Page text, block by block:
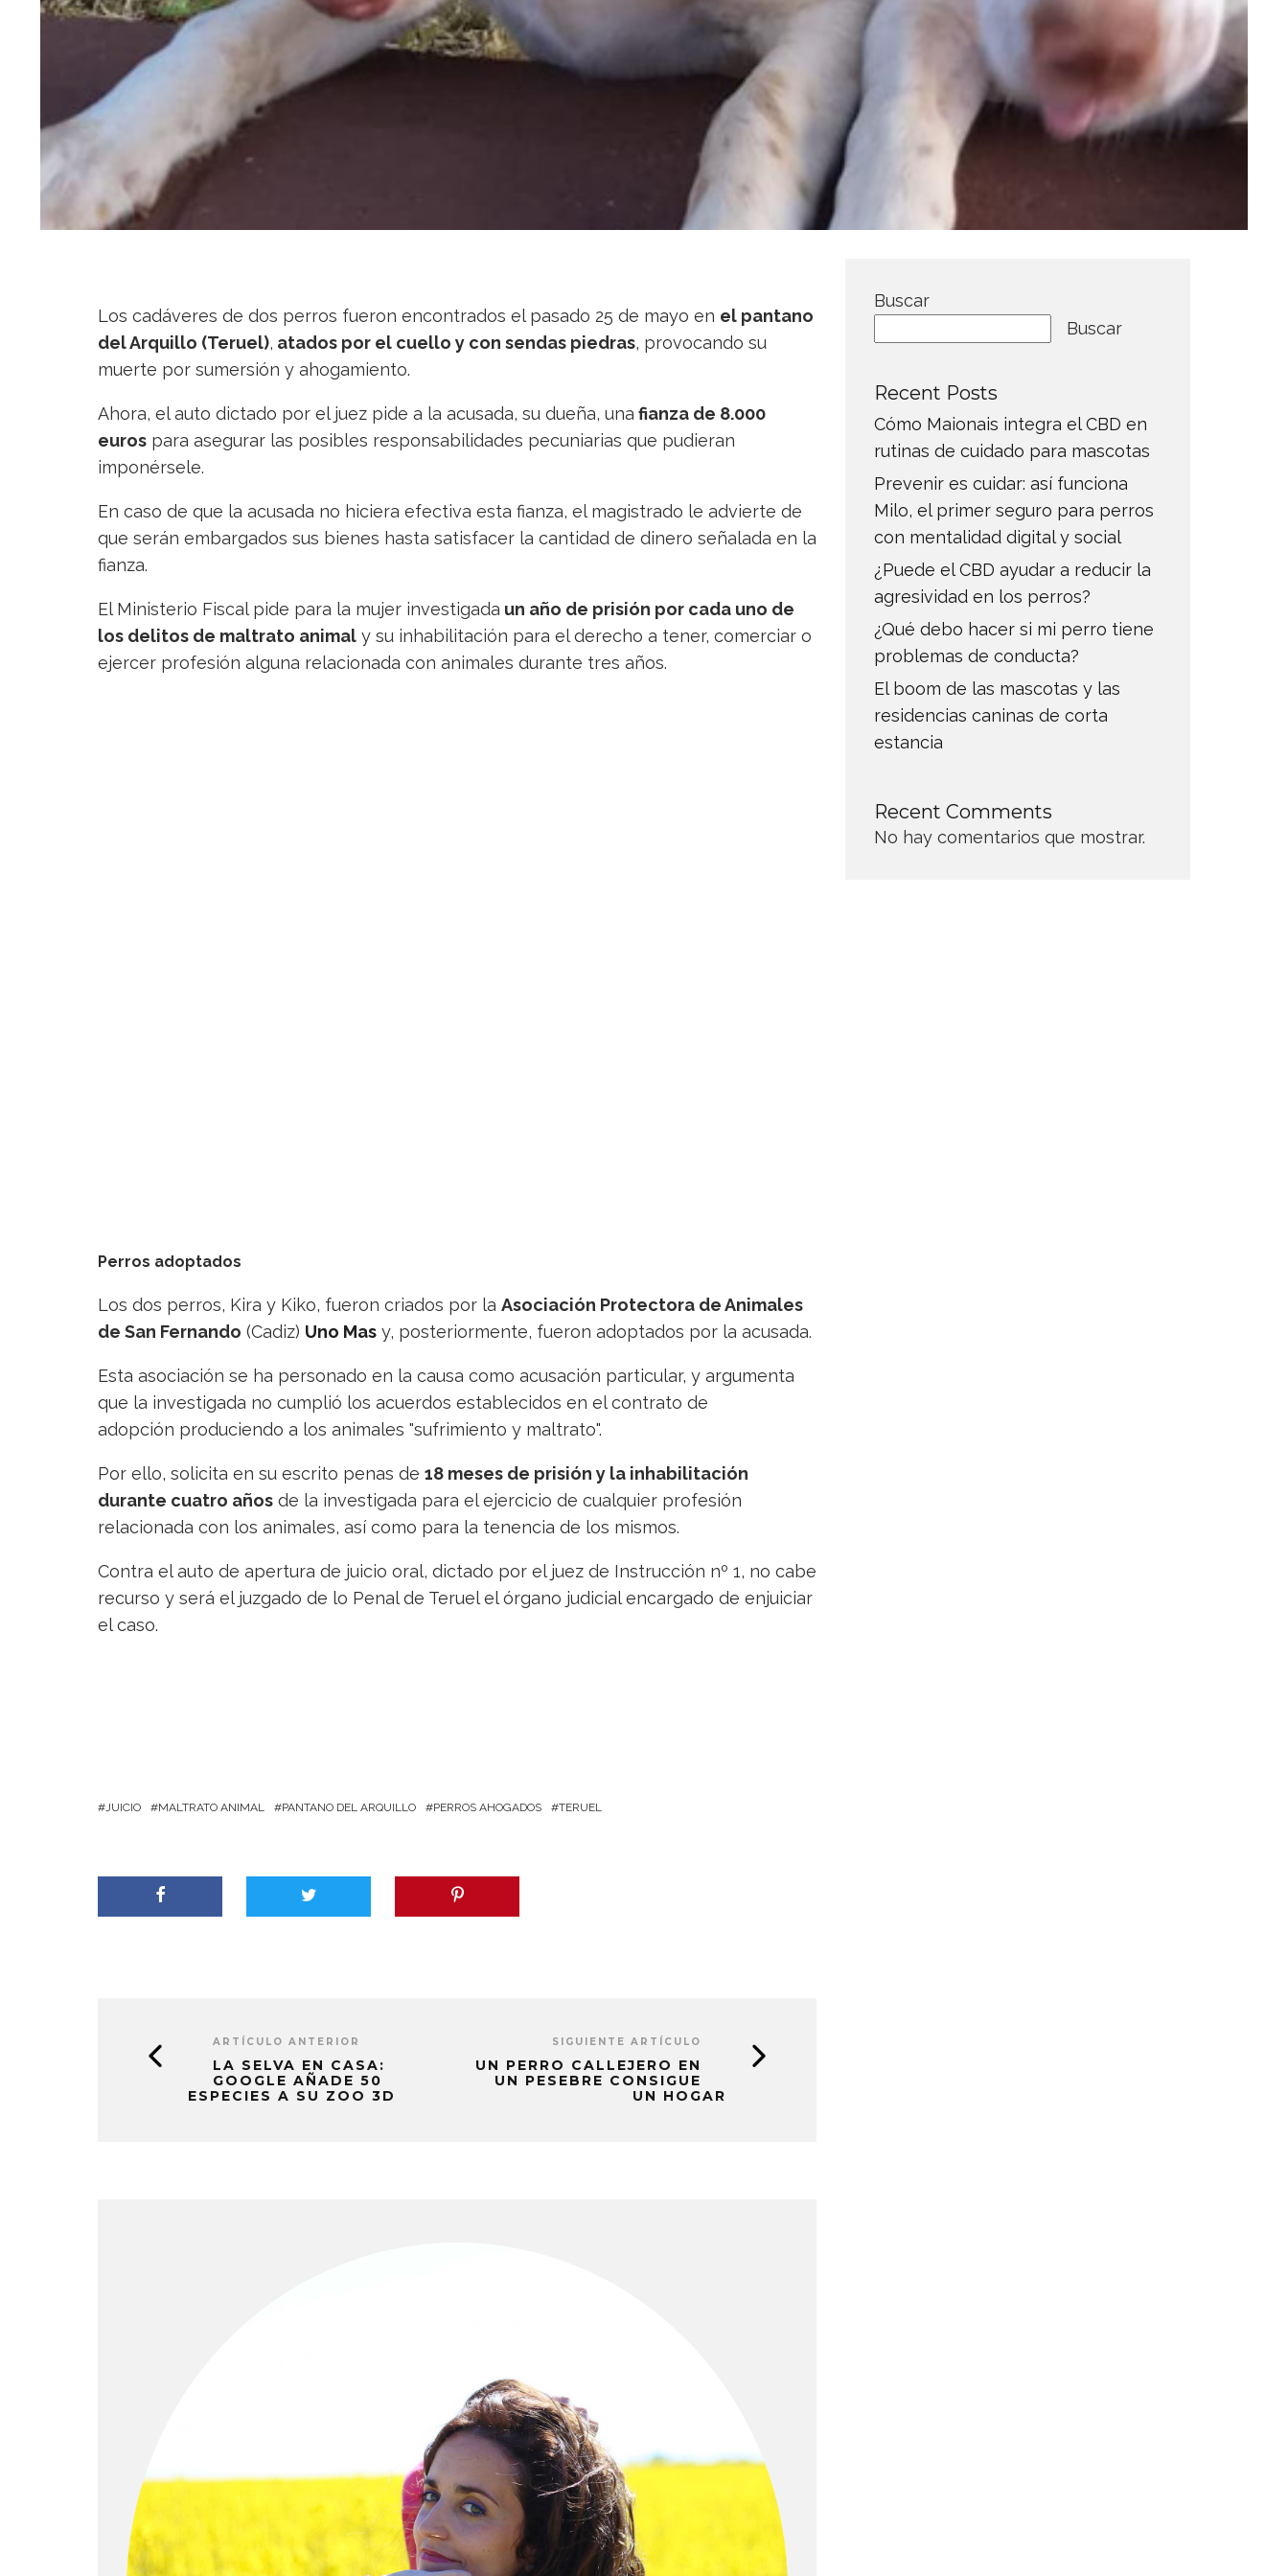
Los cadáveres de dos perros fueron encontrados el pasado 25 de mayo en el pantano
del Arquillo (Teruel), atados por el cuello y con sendas piedras, provocando su
muerte por sumersión y ahogamiento.
Ahora, el auto dictado por el juez pide a la acusada, su dueña, una fianza de 8.000
euros para asegurar las posibles responsabilidades pecuniarias que pudieran
imponérsele.
En caso de que la acusada no hiciera efectiva esta fianza, el magistrado le advierte de
que serán embargados sus bienes hasta satisfacer la cantidad de dinero señalada en la
fianza.
El Ministerio Fiscal pide para la mujer investigada un año de prisión por cada uno de
los delitos de maltrato animal y su inhabilitación para el derecho a tener, comerciar o
ejercer profesión alguna relacionada con animales durante tres años.
Perros adoptados
Los dos perros, Kira y Kiko, fueron criados por la Asociación Protectora de Animales
de San Fernando (Cadiz) Uno Mas y, posteriormente, fueron adoptados por la acusada.
Esta asociación se ha personado en la causa como acusación particular, y argumenta
que la investigada no cumplió los acuerdos establecidos en el contrato de
adopción produciendo a los animales "sufrimiento y maltrato".
Por ello, solicita en su escrito penas de 18 meses de prisión y la inhabilitación
durante cuatro años de la investigada para el ejercicio de cualquier profesión
relacionada con los animales, así como para la tenencia de los mismos.
Contra el auto de apertura de juicio oral, dictado por el juez de Instrucción nº 1, no cabe
recurso y será el juzgado de lo Penal de Teruel el órgano judicial encargado de enjuiciar
el caso.
JUICIO MALTRATO ANIMAL PANTANO DEL ARQUILLO PERROS AHOGADOS TERUEL
ARTÍCULO ANTERIOR
LA SELVA EN CASA:
GOOGLE AÑADE 50
ESPECIES A SU ZOO 3D
SIGUIENTE ARTÍCULO
UN PERRO CALLEJERO EN
UN PESEBRE CONSIGUE
UN HOGAR
Buscar
Buscar
Recent Posts
Cómo Maionais integra el CBD en
rutinas de cuidado para mascotas
Prevenir es cuidar: así funciona
Milo, el primer seguro para perros
con mentalidad digital y social
¿Puede el CBD ayudar a reducir la
agresividad en los perros?
¿Qué debo hacer si mi perro tiene
problemas de conducta?
El boom de las mascotas y las
residencias caninas de corta
estancia
Recent Comments
No hay comentarios que mostrar.